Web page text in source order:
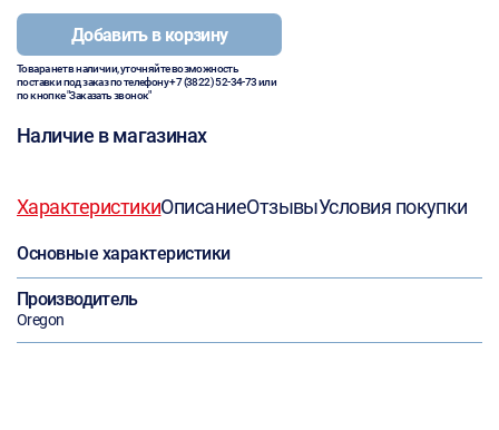
Добавить в корзину
Товара нет в наличии, уточняйте возможность
поставки под заказ по телефону+7 (3822) 52-34-73или
по кнопке "Заказать звонок"
Наличие в магазинах
ХарактеристикиОписаниеОтзывыУсловия покупки
Основные характеристики
Производитель
Oregon